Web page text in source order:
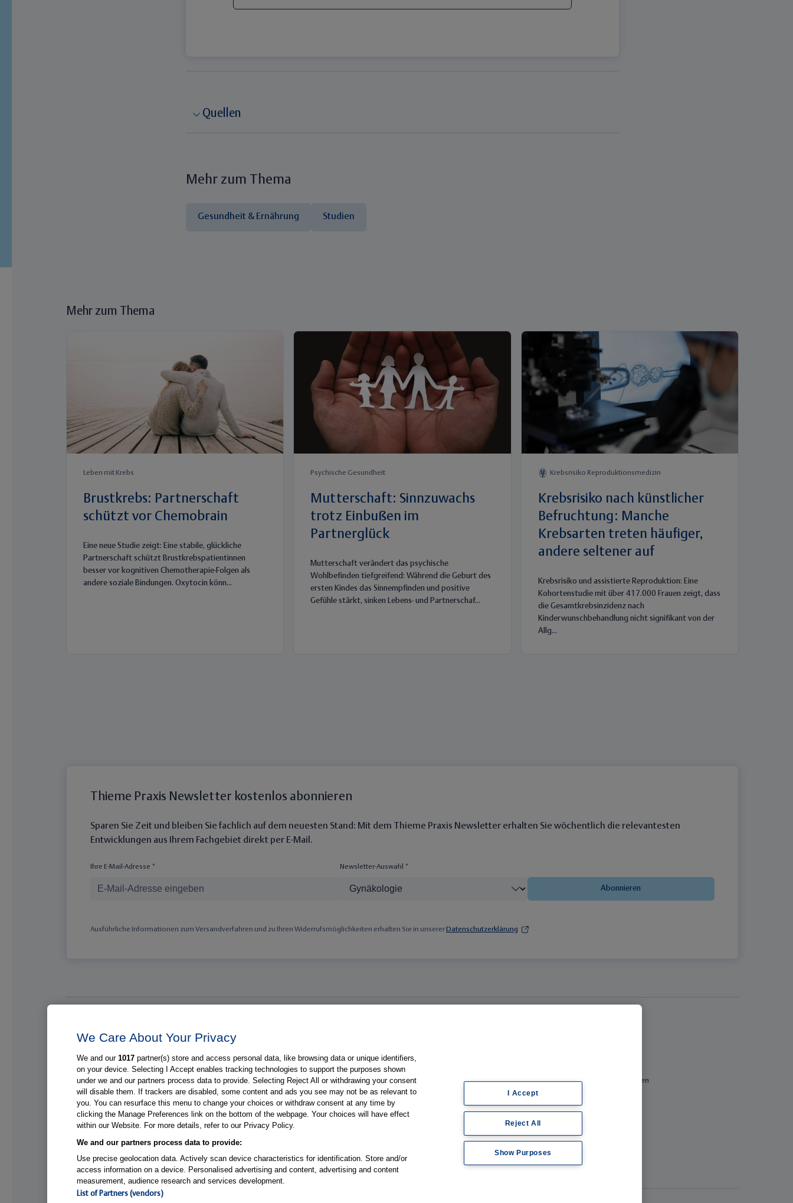
Quellen
Mehr zum Thema
Gesundheit & Ernährung Studien
Mehr zum Thema
Leben mit Krebs
Brustkrebs: Partnerschaft
schützt vor Chemobrain
Eine neue Studie zeigt: Eine stabile, glückliche
Partnerschaft schützt Brustkrebspatientinnen
besser vor kognitiven Chemotherapie-Folgen als
andere soziale Bindungen. Oxytocin könn...
Psychische Gesundheit
Mutterschaft: Sinnzuwachs
trotz Einbußen im
Partnerglück
Mutterschaft verändert das psychische
Wohlbefinden tiefgreifend: Während die Geburt des
ersten Kindes das Sinnempfinden und positive
Gefühle stärkt, sinken Lebens- und Partnerschaf...
Krebsrisiko Reproduktionsmedizin
Krebsrisiko nach künstlicher
Befruchtung: Manche
Krebsarten treten häufiger,
andere seltener auf
Krebsrisiko und assistierte Reproduktion: Eine
Kohortenstudie mit über 417.000 Frauen zeigt, dass
die Gesamtkrebsinzidenz nach
Kinderwunschbehandlung nicht signifikant von der
Allg...
Thieme Praxis Newsletter kostenlos abonnieren
Sparen Sie Zeit und bleiben Sie fachlich auf dem neuesten Stand: Mit dem Thieme Praxis Newsletter erhalten Sie wöchentlich die relevantesten
Entwicklungen aus Ihrem Fachgebiet direkt per E-Mail.
Ihre E-Mail-Adresse * Newsletter-Auswahl *
Abonnieren
Ausführliche Informationen zum Versandverfahren und zu Ihren Widerrufsmöglichkeiten erhalten Sie in unserer Datenschutzerklärung
Endokrinologie & Diabetes
Solide Tumoren
–
Gynäkologie
Hämatologie & Onkologie
Medizin & Gesundheitssystem
Fachzugang freischalten
E-Mail-Newsletter
We Care About Your Privacy
We and our 1017 partner(s) store and access personal data, like browsing data or unique identifiers,
on your device. Selecting I Accept enables tracking technologies to support the purposes shown
under we and our partners process data to provide. Selecting Reject All or withdrawing your consent
will disable them. If trackers are disabled, some content and ads you see may not be as relevant to
you. You can resurface this menu to change your choices or withdraw consent at any time by
clicking the Manage Preferences link on the bottom of the webpage. Your choices will have effect
within our Website. For more details, refer to our Privacy Policy.
We and our partners process data to provide:
Use precise geolocation data. Actively scan device characteristics for identification. Store and/or
access information on a device. Personalised advertising and content, advertising and content
measurement, audience research and services development.
List of Partners (vendors)
I Accept
Reject All
Show Purposes